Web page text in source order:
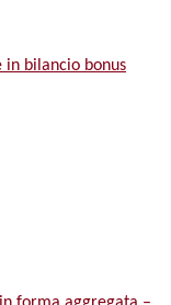
in bilancio bonus